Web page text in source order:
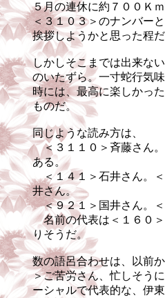
５月の連休に約７００Ｋ
＜３１０３＞のナンバー
挨拶しようかと思った程だ
しかしそこまでは出来な
のいたずら。一寸蛇行気
時には、最高に楽しかっ
ものだ。
同じような読み方は、
＜３１１０＞斉藤さん。
ある。
＜１４１＞石井さん。＜
井さん。
＜９２１＞国井さん。＜
名前の代表は＜１６０＞
りそうだ。
数の語呂合わせは、以前
＞ご苦労さん、忙しそう
ーシャルで代表的な、伊